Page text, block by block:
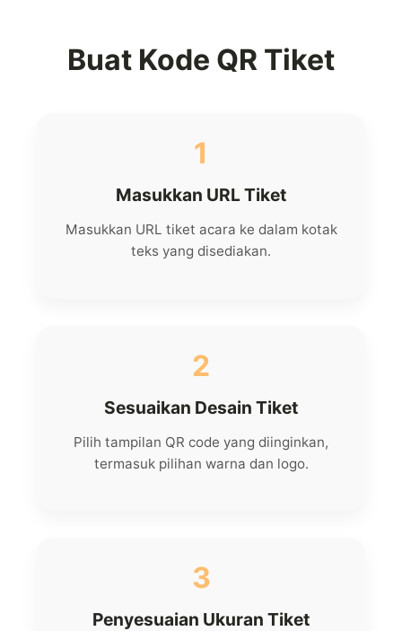
Buat Kode QR Tiket
1
Masukkan URL Tiket
Masukkan URL tiket acara ke dalam kotak
teks yang disediakan.
2
Sesuaikan Desain Tiket
Pilih tampilan QR code yang diinginkan,
termasuk pilihan warna dan logo.
3
Penyesuaian Ukuran Tiket